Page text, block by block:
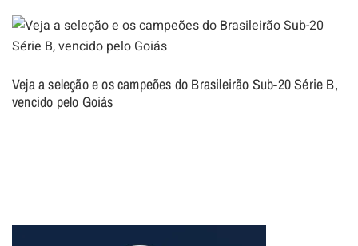
Veja a seleção e os campeões do Brasileirão Sub-20 Série B,
vencido pelo Goiás